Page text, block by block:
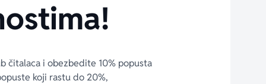
čitalaca i obezbedite 10% popusta
koji rastu do 20%,